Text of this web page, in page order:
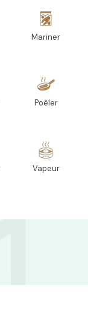
Mariner
Poêler
Vapeur